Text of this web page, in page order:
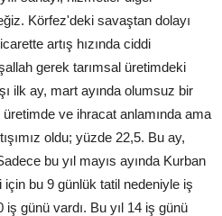
Körfez'deki savaştan dolayı
artış hızında ciddi
gerek tarımsal üretimdeki
ilk ay, mart ayında olumsuz bir
ve ihracat anlamında ama
oldu; yüzde 22,5. Bu ay,
bu yıl mayıs ayında Kurban
için bu 9 günlük tatil nedeniyle iş
iş günü vardı. Bu yıl 14 iş günü